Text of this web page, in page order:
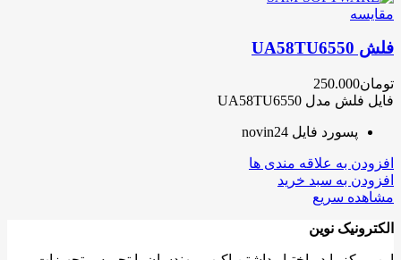
مقایسه
فلش UA58TU6550
تومان250.000
فایل فلش مدل UA58TU6550
پسورد فایل novin24
افزودن به علاقه مندی ها
افزودن به سبد خرید
مشاهده سریع
الکترونیک نوین